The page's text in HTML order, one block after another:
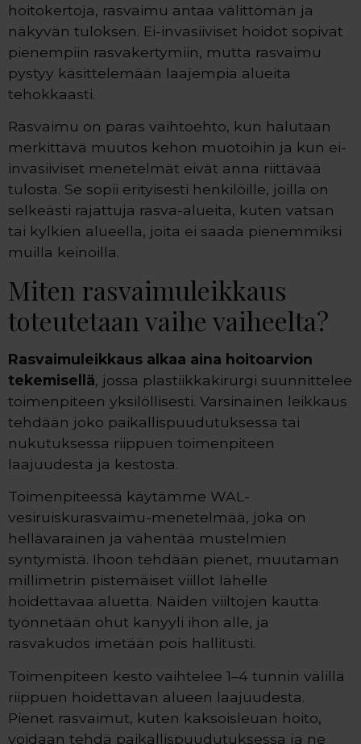
hoitokertoja, rasvaimu antaa välittömän ja
näkyvän tuloksen. Ei-invasiiviset hoidot sopivat
pienempiin rasvakertymiin, mutta rasvaimu
pystyy käsittelemään laajempia alueita
tehokkaasti.
Rasvaimu on paras vaihtoehto, kun halutaan
merkittävä muutos kehon muotoihin ja kun ei-
invasiiviset menetelmät eivät anna riittävää
tulosta. Se sopii erityisesti henkilöille, joilla on
selkeästi rajattuja rasva-alueita, kuten vatsan
tai kylkien alueella, joita ei saada pienemmiksi
muilla keinoilla.
Miten rasvaimuleikkaus
toteutetaan vaihe vaiheelta?
Rasvaimuleikkaus alkaa aina hoitoarvion
tekemisellä, jossa plastiikkakirurgi suunnittelee
toimenpiteen yksilöllisesti. Varsinainen leikkaus
tehdään joko paikallispuudutuksessa tai
nukutuksessa riippuen toimenpiteen
laajuudesta ja kestosta.
Toimenpiteessä käytämme WAL-
vesiruiskurasvaimu-menetelmää, joka on
hellävarainen ja vähentää mustelmien
syntymistä. Ihoon tehdään pienet, muutaman
millimetrin pistemäiset viillot lähelle
hoidettavaa aluetta. Näiden viiltojen kautta
työnnetään ohut kanyyli ihon alle, ja
rasvakudos imetään pois hallitusti.
Toimenpiteen kesto vaihtelee 1–4 tunnin välillä
riippuen hoidettavan alueen laajuudesta.
Pienet rasvaimut, kuten kaksoisleuan hoito,
voidaan tehdä paikallispuudutuksessa ja ne